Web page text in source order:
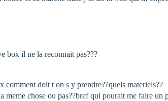
box il ne la reconnait pas???
doit t on s y prendre??quels materiels??
chose ou pas??bref qui pourait me faire